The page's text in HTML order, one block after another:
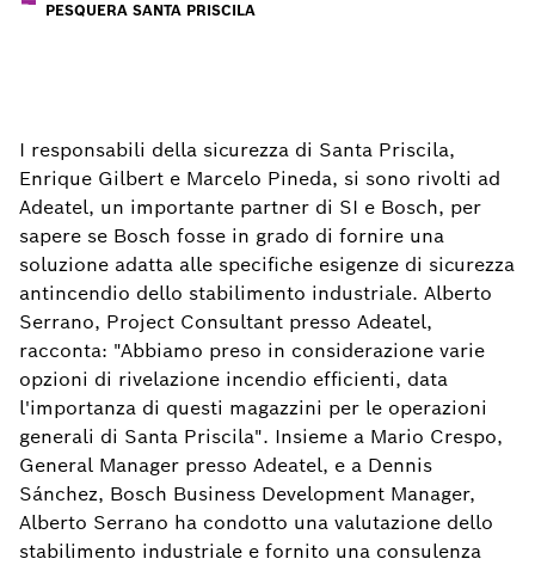
PESQUERA SANTA PRISCILA
I responsabili della sicurezza di Santa Priscila,
Enrique Gilbert e Marcelo Pineda, si sono rivolti ad
Adeatel, un importante partner di SI e Bosch, per
sapere se Bosch fosse in grado di fornire una
soluzione adatta alle specifiche esigenze di sicurezza
antincendio dello stabilimento industriale. Alberto
Serrano, Project Consultant presso Adeatel,
racconta: "Abbiamo preso in considerazione varie
opzioni di rivelazione incendio efficienti, data
l'importanza di questi magazzini per le operazioni
generali di Santa Priscila". Insieme a Mario Crespo,
General Manager presso Adeatel, e a Dennis
Sánchez, Bosch Business Development Manager,
Alberto Serrano ha condotto una valutazione dello
stabilimento industriale e fornito una consulenza